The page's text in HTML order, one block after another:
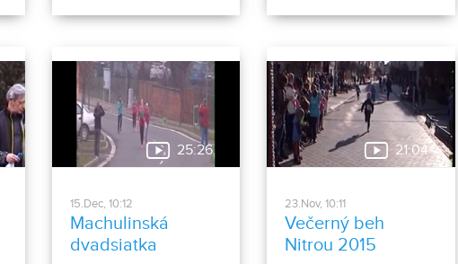
25:26
15.Dec, 10:12
Machulinská
dvadsiatka
21:04
23.Nov, 10:11
Večerný beh
Nitrou 2015